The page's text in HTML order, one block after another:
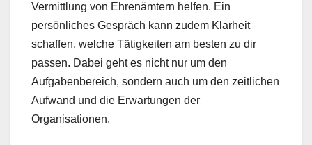
Vermittlung von Ehrenämtern helfen. Ein
persönliches Gespräch kann zudem Klarheit
schaffen, welche Tätigkeiten am besten zu dir
passen. Dabei geht es nicht nur um den
Aufgabenbereich, sondern auch um den zeitlichen
Aufwand und die Erwartungen der
Organisationen.